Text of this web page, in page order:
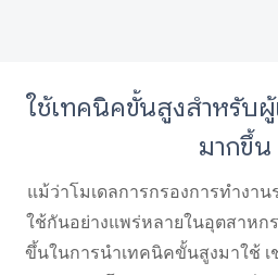
ใช้เทคนิคขั้นสูงสำหรับ
มากขึ้น
แม้ว่าโมเดลการกรองการทำงา
ใช้กันอย่างแพร่หลายในอุตสาหก
ขึ้นในการนำเทคนิคขั้นสูงมาใช้ เ